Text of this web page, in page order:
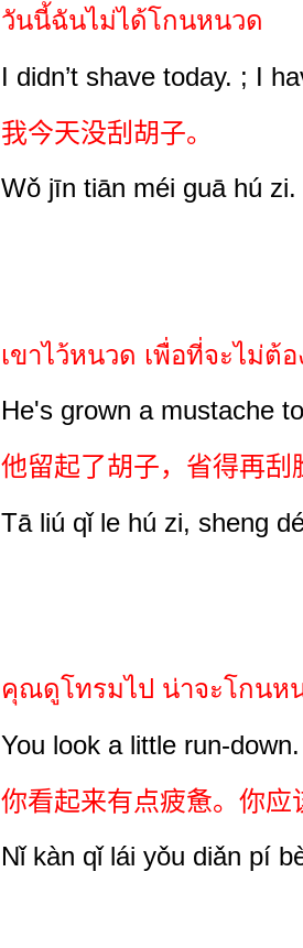
วันนี้ฉันไม่ได้โกนหนวด
I didn’t shave today. ; I
我今天没刮胡子。
Wǒ jīn tiān méi guā hú zi.
เขาไว้หนวด เพื่อที่จะไม่ต้
He's grown a mustache
他留起了胡子，省得再刮
Tā liú qǐ le hú zi, sheng
คุณดูโทรมไป น่าจะโกนห
You look a little run-down.
你看起来有点疲惫。你应
Nǐ kàn qǐ lái yǒu diǎn pí